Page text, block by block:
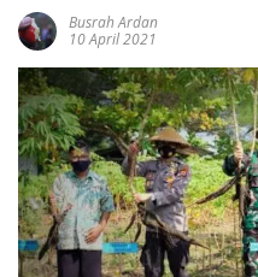
Busrah Ardan
10 April 2021